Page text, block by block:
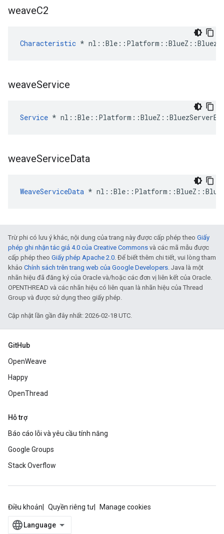
weaveC2
Characteristic *
weaveService
Service *
weaveServiceData
WeaveServiceData *
Trừ phi có lưu ý khác, nội dung của trang này được cấp phép theo Giấy
phép ghi nhận tác giả 4.0 của Creative Commons và các mã mẫu được
cấp phép theo Giấy phép Apache 2.0. Để biết thêm chi tiết, vui lòng tham
khảo Chính sách trên trang web của Google Developers. Java là một
nhãn hiệu đã đăng ký của Oracle và/hoặc các đơn vị liên kết của Oracle.
OPENTHREAD và các nhãn hiệu có liên quan là nhãn hiệu của Thread
Group và được sử dụng theo giấy phép.
Cập nhật lần gần đây nhất: 2026-02-18 UTC.
GitHub
OpenWeave
Happy
OpenThread
Hỗ trợ
Báo cáo lỗi và yêu cầu tính năng
Google Groups
Stack Overflow
Điều khoản Quyền riêng tư Manage cookies